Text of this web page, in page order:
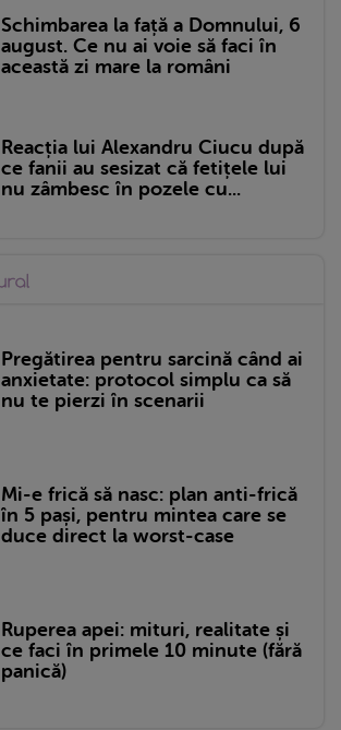
Schimbarea la față a Domnului, 6
august. Ce nu ai voie să faci în
această zi mare la români
Reacția lui Alexandru Ciucu după
ce fanii au sesizat că fetițele lui
nu zâmbesc în pozele cu...
Pregătirea pentru sarcină când ai
anxietate: protocol simplu ca să
nu te pierzi în scenarii
Mi-e frică să nasc: plan anti-frică
în 5 pași, pentru mintea care se
duce direct la worst-case
Ruperea apei: mituri, realitate și
ce faci în primele 10 minute (fără
panică)